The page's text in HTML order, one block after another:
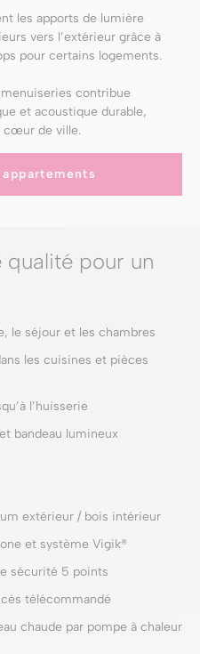
qualité pour un
le séjour et les chambres
les cuisines et pièces
l’huisserie
bandeau lumineux
extérieur / bois intérieur
et système Vigik®
sécurité 5 points
télécommandé
chaude par pompe à chaleur
les apports de lumière
vers l’extérieur grâce à
pour certains logements.
contribue
et acoustique durable,
cœur de ville.